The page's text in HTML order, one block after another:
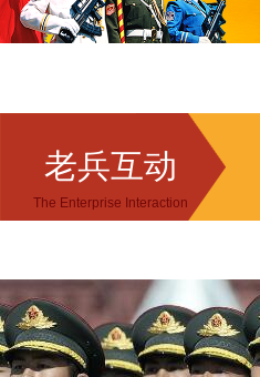
老兵互动
The Enterprise Interaction